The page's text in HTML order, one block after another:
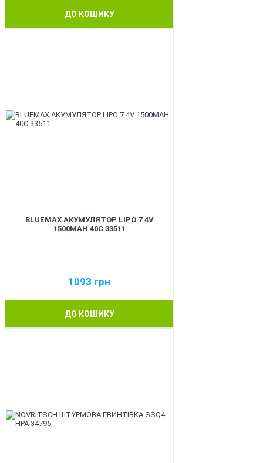
ДО КОШИКУ
BLUEMAX АКУМУЛЯТОР LIPO 7.4V
1500MAH 40C 33511
1093 грн
ДО КОШИКУ